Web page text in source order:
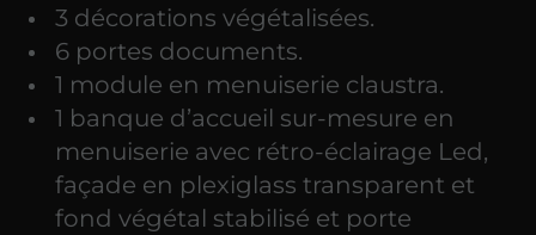
3 décorations végétalisées.
6 portes documents.
1 module en menuiserie claustra.
1 banque d’accueil sur-mesure en
menuiserie avec rétro-éclairage Led,
façade en plexiglass transparent et
fond végétal stabilisé et porte